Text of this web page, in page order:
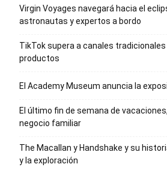
Virgin Voyages navegará hacia el
astronautas y expertos a bordo
TikTok supera a canales
productos
El Academy Museum anuncia la
El último fin de semana de
negocio familiar
The Macallan y Handshake y su
y la exploración